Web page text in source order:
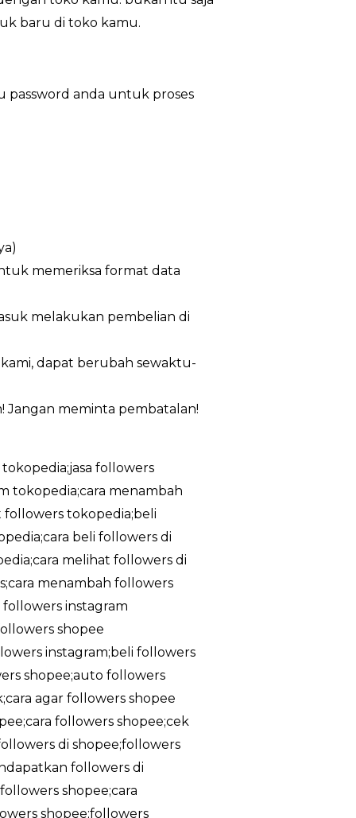
baru di toko kamu.
password anda untuk proses
memeriksa format data
melakukan pembelian di
dapat berubah sewaktu-
Jangan meminta pembatalan!
followers
tokopedia;cara menambah
tokopedia;beli
beli followers di
melihat followers di
menambah followers
instagram
shopee
instagram;beli followers
shopee;auto followers
agar followers shopee
followers shopee;cek
di shopee;followers
followers di
shopee;cara
shopee;followers